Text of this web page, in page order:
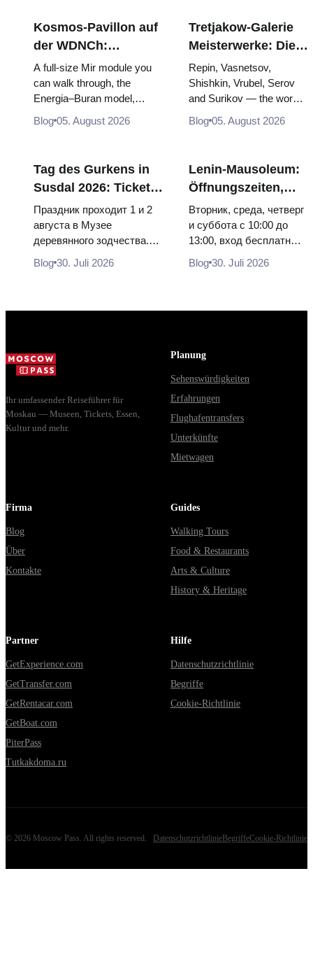
Kosmos-Pavillon auf
der WDNCh:
Russlands größte
Raumfahrtausstellung
von innen
A full-size Mir module you
can walk through, the
Energia–Buran model,
and 120 pieces of flight...
Blog 05. August 2026
Tretjakow-Galerie
Meisterwerke: Die
Gemälde, wegen
derer sich die Reise
lohnt
Repin, Vasnetsov,
Shishkin, Vrubel, Serov
and Surikov — the works
they hang, and why
Blog 05. August 2026
Tag des Gurkens in
Susdal 2026: Tickets,
Termine und wie man
von Moskau aus
anreist
Праздник проходит 1 и 2
августа в Музее
деревянного зодчества.
доехать из Москвы через
Blog 30. Juli 2026
Lenin-Mausoleum:
Öffnungszeiten,
Eintritt und die
Hauptverwechslung
mit dem Kreml
Вторник, среда, четверг
и суббота с 10:00 до
13:00, вход бесплатный.
расходятся в днях, чем
Blog 30. Juli 2026
Ihr umfassender Reiseführer für
Moskau — Museen, Tickets, Essen,
Kultur und mehr.
Planung
Sehenswürdigkeiten
Erfahrungen
Flughafentransfers
Unterkünfte
Mietwagen
Firma
Blog
Über
Kontakte
Guides
Walking Tours
Food & Restaurants
Arts & Culture
History & Heritage
Partner
GetExperience.com
GetTransfer.com
GetRentacar.com
GetBoat.com
PiterPass
Tutkakdoma.ru
Hilfe
Datenschutzrichtlinie
Begriffe
Cookie-Richtlinie
© 2026 Moscow Pass . All rights reserved. DatenschutzrichtlinieBegriffeCookie-Richtlinie